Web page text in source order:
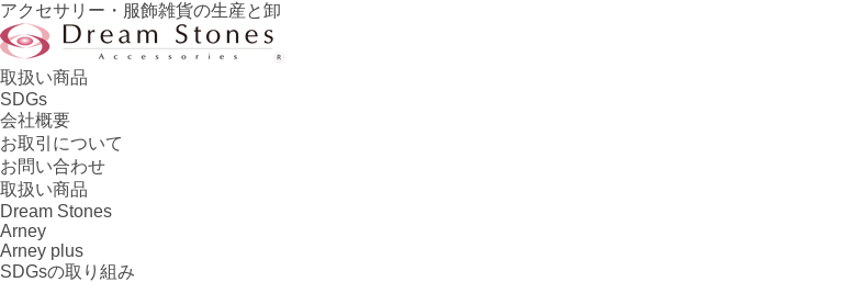
アクセサリー・服飾雑貨の生産と卸
取扱い商品
SDGs
会社概要
お取引について
お問い合わせ
取扱い商品
Dream Stones
Arney
Arney plus
SDGsの取り組み